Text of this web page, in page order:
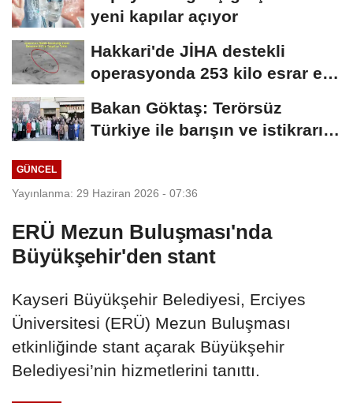
yeni kapılar açıyor
Hakkari'de JİHA destekli
operasyonda 253 kilo esrar ele
Bakan Göktaş: Terörsüz
Türkiye ile barışın ve istikrarın
GÜNCEL
Yayınlanma: 29 Haziran 2026 - 07:36
ERÜ Mezun Buluşması'nda
Büyükşehir'den stant
Kayseri Büyükşehir Belediyesi, Erciyes
Üniversitesi (ERÜ) Mezun Buluşması
etkinliğinde stant açarak Büyükşehir
Belediyesi’nin hizmetlerini tanıttı.